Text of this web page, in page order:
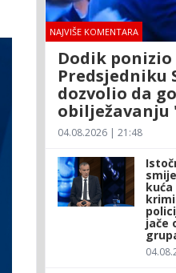
NAJVIŠE KOMENTARA
Dodik ponizio
Predsjedniku
dozvolio da
obilježavanju
04.08.2026 | 21:48
jače